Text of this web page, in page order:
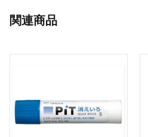
関連商品